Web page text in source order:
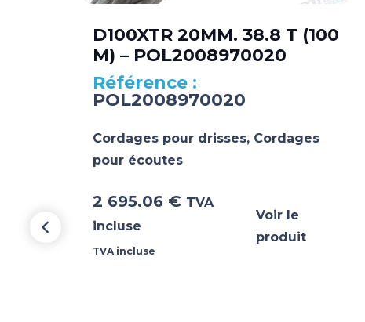
D100XTR 20MM. 38.8 T (100
M) – POL2008970020
POL2008970020
Cordages pour drisses, Cordages
pour écoutes
2 695.06 € TVA
incluse
TVA incluse
Voir le
produit